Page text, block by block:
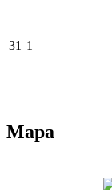
31 1
Mapa